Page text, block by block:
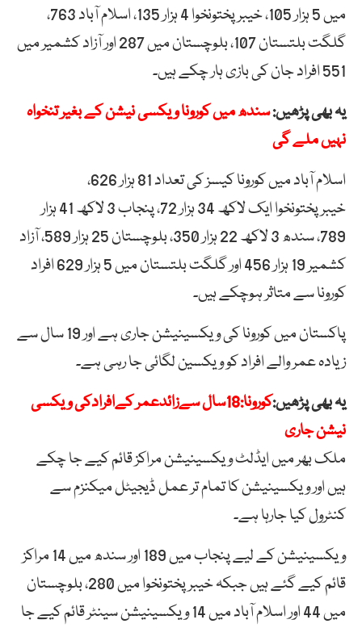
میں 5 ہزار 105، خیبرپختونخوا 4 ہزار 135، اسلام آباد 763،
گلگت بلتستان 107، بلوچستان میں 287 اور آزاد کشمیر میں
551 افراد جان کی بازی ہار چکے ہیں۔
یہ بھی پڑھیں:سندھ میں کورونا ویکسی نیشن کے بغیر تنخواہ
نہیں ملے گی
اسلام آباد میں کورونا کیسز کی تعداد 81 ہزار 626،
خیبرپختونخوا ایک لاکھ 34 ہزار 72، پنجاب 3 لاکھ 41 ہزار
789، سندھ 3 لاکھ 22 ہزار 350، بلوچستان 25 ہزار 589، آزاد
کشمیر 19 ہزار 456 اور گلگت بلتستان میں 5 ہزار 629 افراد
کورونا سے متاثر ہوچکے ہیں۔
پاکستان میں کورونا کی ویکسینیشن جاری ہے اور 19 سال سے
زیادہ عمر والے افراد کو ویکسین لگائی جا رہی ہے۔
یہ بھی پڑھیں:
کورونا:18سال سےزائدعمر کےافرادکی ویکسی
نیشن جاری
ملک بھر میں ایڈلٹ ویکسینیشن مراکز قائم کیے جا چکے
ہیں اور ویکسینیشن کا تمام تر عمل ڈیجیٹل میکنزم سے
کنٹرول کیا جارہا ہے۔
ویکسینیشن کے لیے پنجاب میں 189 اور سندھ میں 14 مراکز
قائم کیے گئے ہیں جبکہ خیبر پختونخوا میں 280، بلوچستان
میں 44 اور اسلام آباد میں 14 ویکسینیشن سینٹر قائم کیے جا